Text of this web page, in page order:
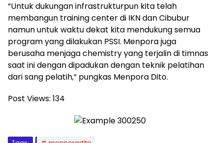
“Untuk dukungan infrastrukturpun kita telah
membangun training center di IKN dan Cibubur
namun untuk waktu dekat kita mendukung semua
program yang dilakukan PSSI. Menpora juga
berusaha menjaga chemistry yang terjalin di timnas
saat ini dengan dipadukan dengan teknik pelatihan
dari sang pelatih,” pungkas Menpora Dito.
Post Views: 134